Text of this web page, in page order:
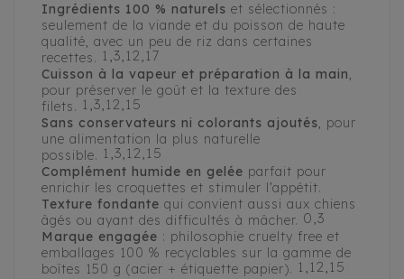
Ingrédients 100 % naturels et sélectionnés :
seulement de la viande et du poisson de haute
qualité, avec un peu de riz dans certaines
recettes. 1,3,12,17
Cuisson à la vapeur et préparation à la main,
pour préserver le goût et la texture des
filets. 1,3,12,15
Sans conservateurs ni colorants ajoutés, pour
une alimentation la plus naturelle
possible. 1,3,12,15
Complément humide en gelée parfait pour
enrichir les croquettes et stimuler l’appétit.
Texture fondante qui convient aussi aux chiens
âgés ou ayant des difficultés à mâcher. 0,3
Marque engagée : philosophie cruelty free et
emballages 100 % recyclables sur la gamme de
boîtes 150 g (acier + étiquette papier). 1,12,15